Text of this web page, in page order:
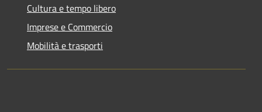
Cultura e tempo libero
Imprese e Commercio
Mobilità e trasporti